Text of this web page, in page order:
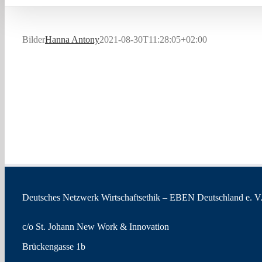
BilderHanna Antony2021-08-30T11:28:05+02:00
Deutsches Netzwerk Wirtschaftsethik – EBEN Deutschland e. V.
c/o St. Johann New Work & Innovation
Brückengasse 1b